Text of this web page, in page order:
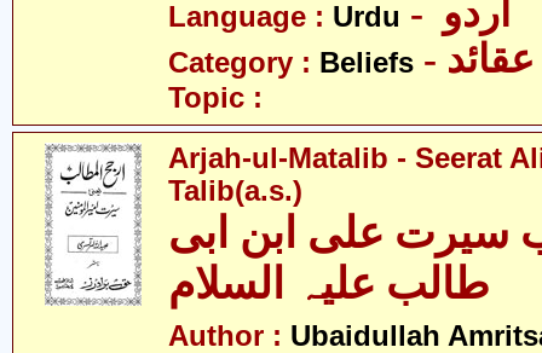
Language : Urdu
Category : Beliefs - عقائد
Topic :
Arjah-ul-Matalib - Seerat
Talib(a.s.)
سیرت علی ابن ابی
طالب علیہ السلام
Author : Ubaidullah